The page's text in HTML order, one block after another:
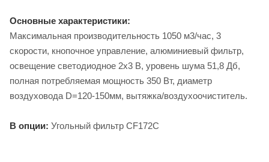
Основные характеристики:
Максимальная производительность 1050 м3/час, 3
скорости, кнопочное управление, алюминиевый фильтр,
освещение светодиодное 2х3 В, уровень шума 51,8 Дб,
полная потребляемая мощность 350 Вт, диаметр
воздуховода D=120-150мм, вытяжка/воздухоочиститель.
В опции: Угольный фильтр CF172C